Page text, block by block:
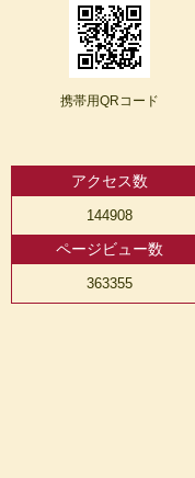
携帯用QRコード
アクセス数
144908
ページビュー数
363355